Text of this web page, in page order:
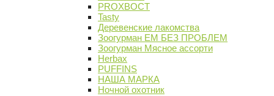
PROХВОСТ
Tasty
Деревенские лакомства
Зоогурман ЕМ БЕЗ ПРОБЛЕМ
Зоогурман Мясное ассорти
Herbax
PUFFINS
НАША МАРКА
Ночной охотник